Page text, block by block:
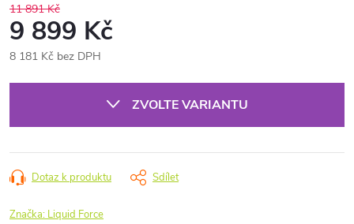
11 891 Kč
9 899 Kč
8 181 Kč bez DPH
ZVOLTE VARIANTU
Dotaz k produktu Sdílet
Značka: Liquid Force